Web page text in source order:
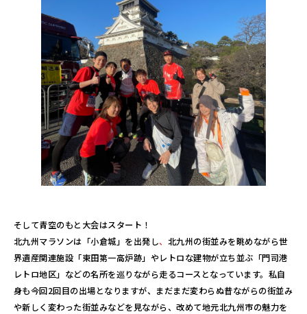
そして青空のもと大会はスタート！
北九州マラソンは 「小倉城」を出発し、 北九州の街並みを眺めながら世
界遺産関連施設「東田第一高炉跡」やレトロな建物が立ち並ぶ「門司港
レトロ地区」などの名所を巡りながら走るコースとなっています。私自
身も今回2回目の出場となりますが、まだまだ変わらぬ昔ながらの街並み
や新しく変わった街並みなどを見ながら、改めて地元北九州市の魅力を